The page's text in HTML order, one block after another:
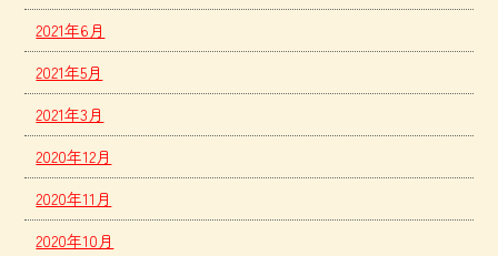
2021年6月
2021年5月
2021年3月
2020年12月
2020年11月
2020年10月